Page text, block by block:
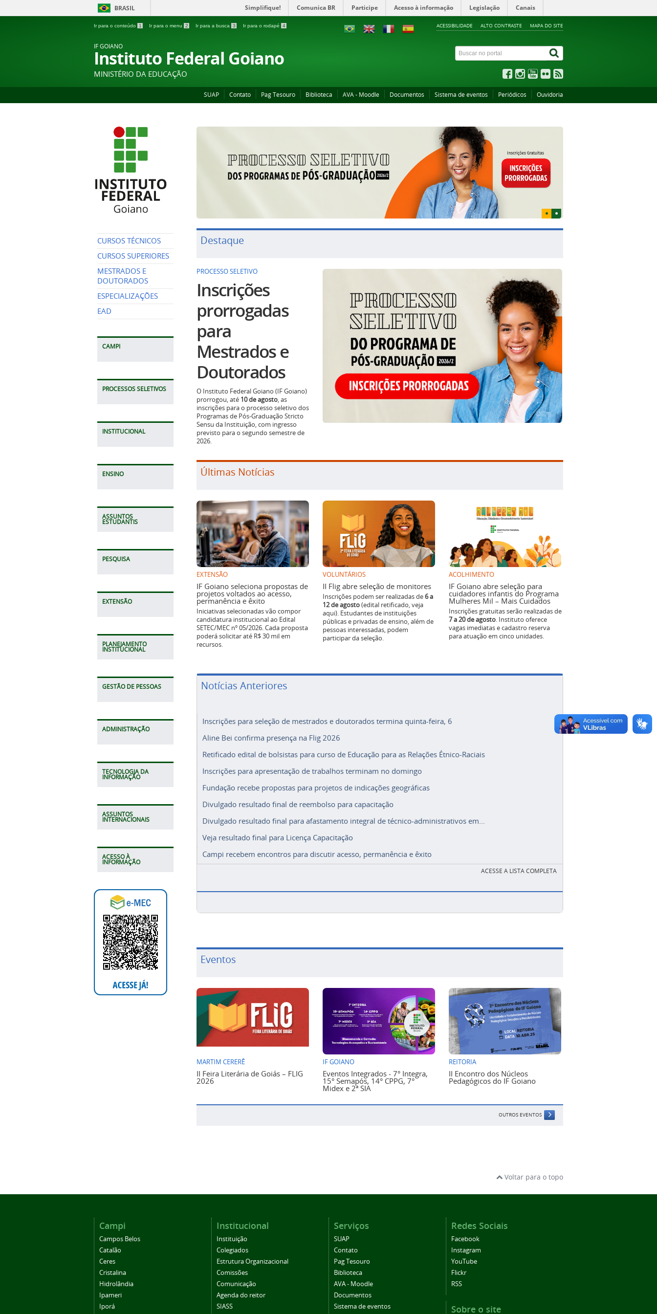
BRASIL Simplifique! Comunica BR Participe Acesso à informação Legislação Canais
Ir para o conteúdo 1 Ir para o menu 2 Ir para a busca 3 Ir para o rodapé 4 ACESSIBILIDADE ALTO CONTRASTE MAPA DO SITE
IF GOIANO
Instituto Federal Goiano
MINISTÉRIO DA EDUCAÇÃO
SUAP Contato Pag Tesouro Biblioteca AVA - Moodle Documentos Sistema de eventos Periódicos Ouvidoria
CURSOS TÉCNICOS
CURSOS SUPERIORES
MESTRADOS E
DOUTORADOS
ESPECIALIZAÇÕES
EAD
CAMPI
PROCESSOS SELETIVOS
INSTITUCIONAL
ENSINO
ASSUNTOS
ESTUDANTIS
PESQUISA
EXTENSÃO
PLANEJAMENTO
INSTITUCIONAL
GESTÃO DE PESSOAS
ADMINISTRAÇÃO
TECNOLOGIA DA
INFORMAÇÃO
ASSUNTOS
INTERNACIONAIS
ACESSO À
INFORMAÇÃO
Destaque
PROCESSO SELETIVO
Inscrições
prorrogadas
para
Mestrados e
Doutorados
O Instituto Federal Goiano (IF Goiano)
prorrogou, até 10 de agosto, as
inscrições para o processo seletivo dos
Programas de Pós-Graduação Stricto
Sensu da Instituição, com ingresso
previsto para o segundo semestre de
2026.
Últimas Notícias
EXTENSÃO
IF Goiano seleciona propostas de
projetos voltados ao acesso,
permanência e êxito
Iniciativas selecionadas vão compor
candidatura institucional ao Edital
SETEC/MEC nº 05/2026. Cada proposta
poderá solicitar até R$ 30 mil em
recursos.
VOLUNTÁRIOS
II Flig abre seleção de monitores
Inscrições podem ser realizadas de6 a
12 de agosto(edital retificado, veja
aqui). Estudantes de instituições
públicas e privadas de ensino, além de
pessoas interessadas, podem
participar da seleção.
ACOLHIMENTO
IF Goiano abre seleção para
cuidadores infantis do Programa
Mulheres Mil – Mais Cuidados
Inscrições gratuitas serão realizadas de
7 a 20 de agosto. Instituto oferece
vagas imediatas e cadastro reserva
para atuação em cinco unidades.
Notícias Anteriores
Inscrições para seleção de mestrados e doutorados termina quinta-feira, 6
Aline Bei confirma presença na Flig 2026
Retificado edital de bolsistas para curso de Educação para as Relações Étnico-Raciais
Inscrições para apresentação de trabalhos terminam no domingo
Fundação recebe propostas para projetos de indicações geográficas
Divulgado resultado final de reembolso para capacitação
Divulgado resultado final para afastamento integral de técnico-administrativos em...
Veja resultado final para Licença Capacitação
Campi recebem encontros para discutir acesso, permanência e êxito
ACESSE A LISTA COMPLETA
Eventos
MARTIM CERERÊ
II Feira Literária de Goiás – FLIG
2026
IF GOIANO
Eventos Integrados - 7° Integra,
15° Semapós, 14° CPPG, 7°
Midex e 2ª SIA
REITORIA
II Encontro dos Núcleos
Pedagógicos do IF Goiano
OUTROS EVENTOS
Voltar para o topo
Campi
Campos Belos
Catalão
Ceres
Cristalina
Hidrolândia
Ipameri
Iporá
Institucional
Instituição
Colegiados
Estrutura Organizacional
Comissões
Comunicação
Agenda do reitor
SIASS
Serviços
SUAP
Contato
Pag Tesouro
Biblioteca
AVA - Moodle
Documentos
Sistema de eventos
Redes Sociais
Facebook
Instagram
YouTube
Flickr
RSS
Sobre o site